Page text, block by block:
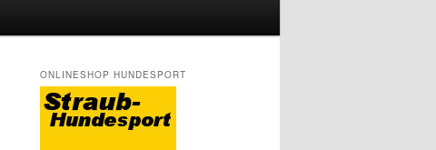
ONLINESHOP HUNDESPORT